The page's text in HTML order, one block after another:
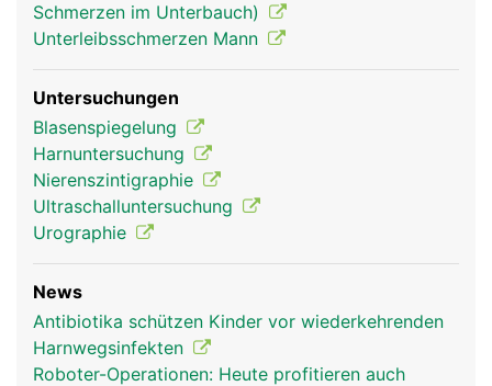
Schmerzen im Unterbauch)
Unterleibsschmerzen Mann
Untersuchungen
Blasenspiegelung
Harnuntersuchung
Nierenszintigraphie
Ultraschalluntersuchung
Urographie
News
Antibiotika schützen Kinder vor wiederkehrenden
Harnwegsinfekten
Roboter-Operationen: Heute profitieren auch